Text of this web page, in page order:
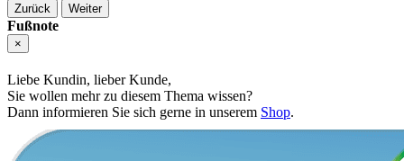
Zurück Weiter
Fußnote
×
Liebe Kundin, lieber Kunde,
Sie wollen mehr zu diesem Thema wissen?
Dann informieren Sie sich gerne in unserem Shop.